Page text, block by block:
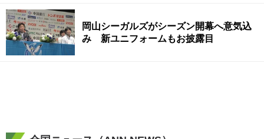
岡山シーガルズがシーズン開幕へ意気込
み 新ユニフォームもお披露目